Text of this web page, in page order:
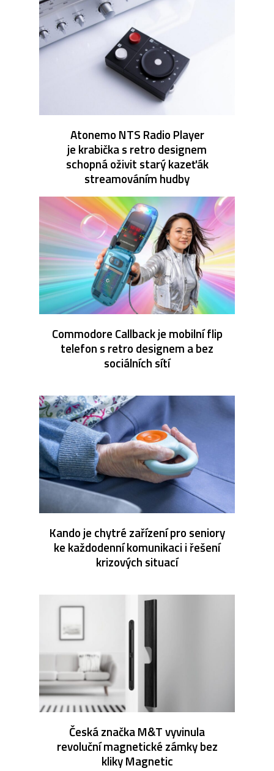
Atonemo NTS Radio Player
je krabička s retro designem
schopná oživit starý kazeťák
streamováním hudby
Commodore Callback je mobilní flip
telefon s retro designem a bez
sociálních sítí
Kando je chytré zařízení pro seniory
ke každodenní komunikaci i řešení
krizových situací
Česká značka M&T vyvinula
revoluční magnetické zámky bez
kliky Magnetic